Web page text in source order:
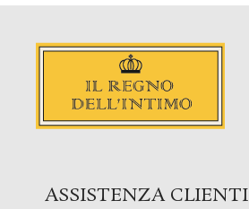
ASSISTENZA CLIENTI